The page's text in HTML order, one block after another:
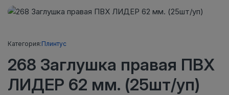
Категория:Плинтус
268 Заглушка правая ПВХ
ЛИДЕР 62 мм. (25шт/уп)